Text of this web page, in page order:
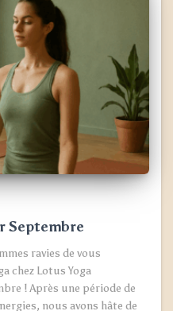
Septembre
ravies de vous
chez Lotus Yoga
! Après une période de
nous avons hâte de